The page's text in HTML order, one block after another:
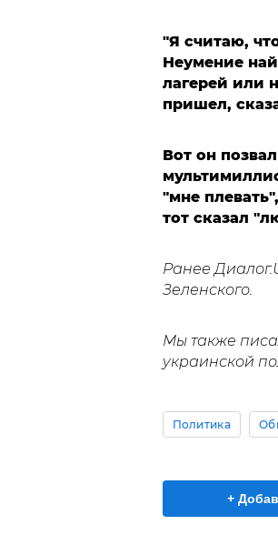
"Я считаю,
Неумение
лагерей или
пришел,
Вот он
"мне
тот сказал
Ранее
Зеленского.
Мы также
украинской
Политика
+